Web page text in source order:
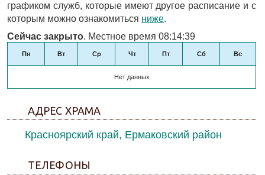
графиком служб, которые имеют другое расписание и с
которым можно ознакомиться ниже.
Сейчас закрыто. Местное время 08:14:39
Пн Вт Ср Чт Пт Сб Вс
Нет данных
АДРЕС ХРАМА
Красноярский край, Ермаковский район
ТЕЛЕФОНЫ